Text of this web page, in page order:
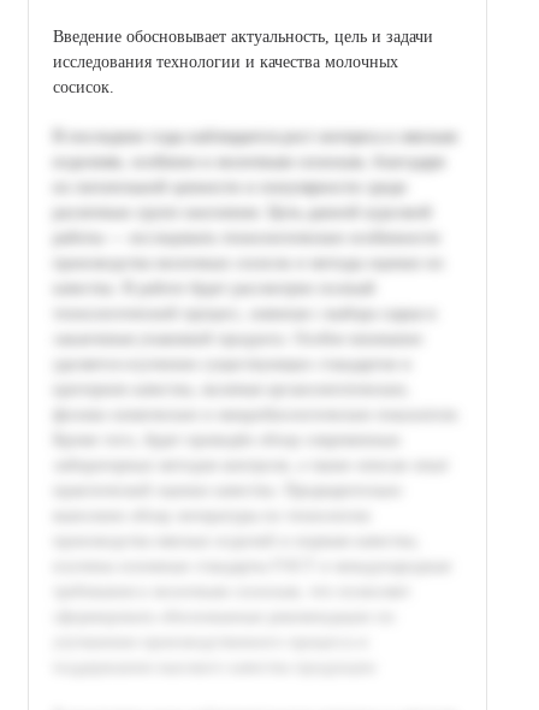
Введение обосновывает актуальность, цель и задачи
исследования технологии и качества молочных
сосисок.